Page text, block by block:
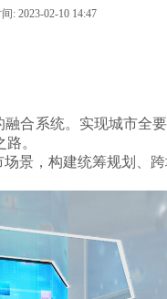
: 2023-02-10 14:47
合系统。实现城市全
。
景，构建统筹规划、